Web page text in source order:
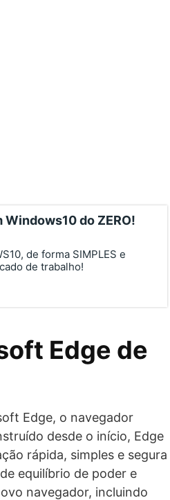
do ZERO!
de forma SIMPLES e
de trabalho!
Edge de
Edge, o navegador
desde o início, Edge
rápida, simples e segura
equilíbrio de poder e
navegador, incluindo